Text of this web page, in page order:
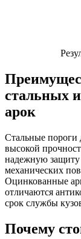
стальных
арок
Стальные пороги
высокой
надежную защиту
механических
Оцинкованные
отличаются
срок службы
Почему